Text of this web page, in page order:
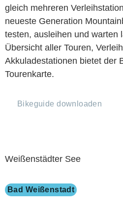
gleich mehreren
neueste Generation
testen, ausleihen und warten
Übersicht aller Touren,
Akkuladestationen bietet der
Tourenkarte.
Bikeguide downloaden
Weißenstädter See
Bad Weißenstadt